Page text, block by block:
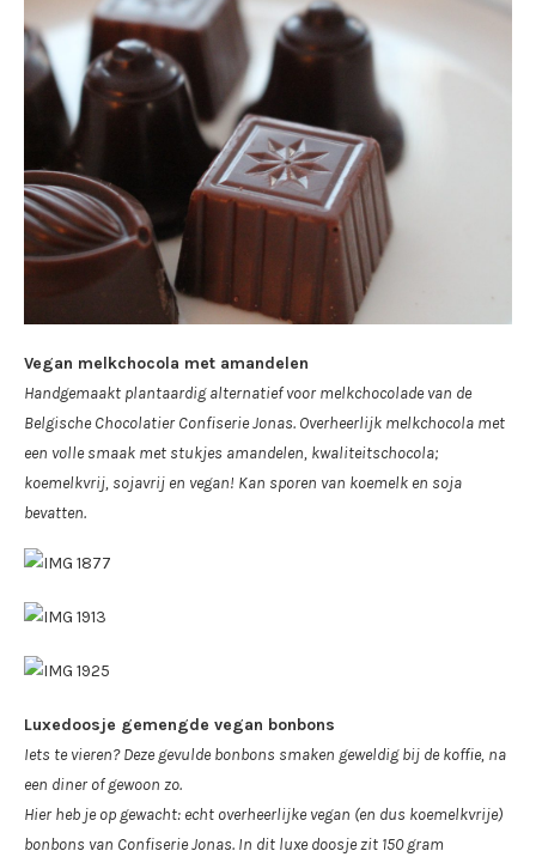
Vegan melkchocola met amandelen
Handgemaakt plantaardig alternatief voor melkchocolade van de
Belgische Chocolatier Confiserie Jonas. Overheerlijk melkchocola met
een volle smaak met stukjes amandelen, kwaliteitschocola;
koemelkvrij, sojavrij en vegan! Kan sporen van koemelk en soja
bevatten.
Luxedoosje gemengde vegan bonbons
Iets te vieren? Deze gevulde bonbons smaken geweldig bij de koffie, na
een diner of gewoon zo.
Hier heb je op gewacht: echt overheerlijke vegan (en dus koemelkvrije)
bonbons van Confiserie Jonas. In dit luxe doosje zit 150 gram